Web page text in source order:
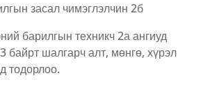
засал чимэглэлчин 2б
барилгын техникч 2а ангиуд
байрт шалгарч алт, мөнгө, хүрэл
тодорлоо.